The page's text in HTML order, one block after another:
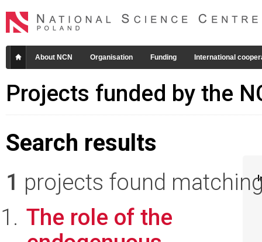
About NCN Organisation Funding International
Projects funded by the
Search results
1 projects found
The role of the